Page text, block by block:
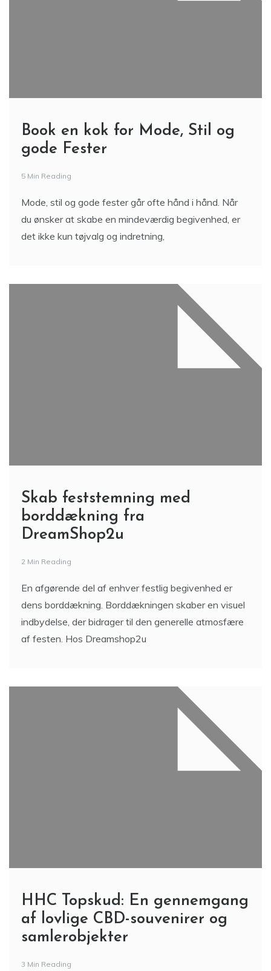
Book en kok for Mode, Stil og
gode Fester
5 Min Reading
Mode, stil og gode fester går ofte hånd i hånd. Når
du ønsker at skabe en mindeværdig begivenhed, er
det ikke kun tøjvalg og indretning,
Skab feststemning med
borddækning fra
DreamShop2u
2 Min Reading
En afgørende del af enhver festlig begivenhed er
dens borddækning. Borddækningen skaber en visuel
indbydelse, der bidrager til den generelle atmosfære
af festen. Hos Dreamshop2u
HHC Topskud: En gennemgang
af lovlige CBD-souvenirer og
samlerobjekter
3 Min Reading